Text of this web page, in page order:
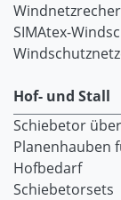
Windnetzrecher
SIMAtex-
Hof- und Stall
Schiebetor
Planenhauben
Hofbedarf
Schiebetorsets